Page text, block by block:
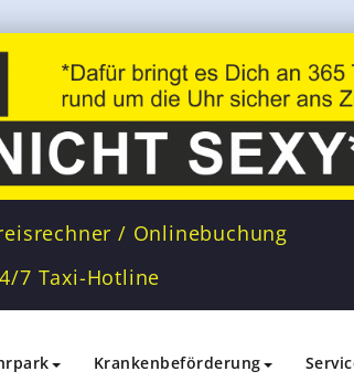
/ Onlinebuchung
7 Taxi-Hotline
Krankenbeförderung